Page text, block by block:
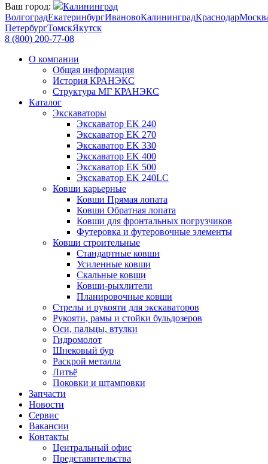
Ваш город:
Калининград
ВолгоградЕкатеринбургИвановоКалининградКраснодар
ПетербургТомскЯкутск
8 (800) 200-77-08
О компании
Общая информация
История КРАНЭКС
Структура МГ КРАНЭКС
Каталог
Экскаваторы
Экскаватор EK 240
Экскаватор EK 270
Экскаватор EK 330
Экскаватор EK 400
Экскаватор EK 500
Экскаватор EK 240LC
Ковши карьерные
Ковши Прямая лопата
Ковши Обратная лопата
Ковши для фронтальных погрузчиков
Футеровка и футеровочные элементы
Ковши строительные
Стандартные ковши
Усиленные ковши
Скальные ковши
Ковши-рыхлители
Планировочные ковши
Стрелы и рукояти для экскаваторов
Рукояти, рамы и стойки бульдозеров
Оси, пальцы, втулки
Гидромолот
Шнековый бур
Раскрой металла
Литьё
Поковки и штамповки
Запчасти
Новости
Сервис
Вакансии
Контакты
Центральный офис
Представительства